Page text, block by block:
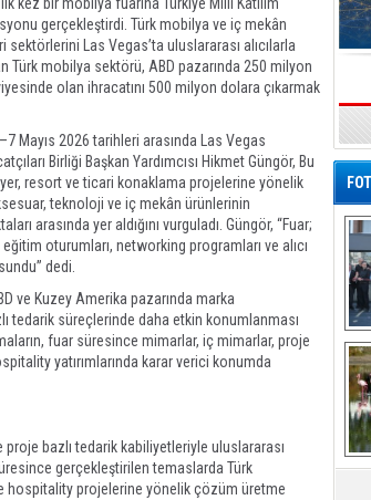
gerçekleştirdi. Türk mobilya ve iç mekân
sektörlerini Las Vegas’ta uluslararası alıcılarla
Türk mobilya sektörü, ABD pazarında 250 milyon
olan ihracatını 500 milyon dolara çıkarmak
Mayıs 2026 tarihleri arasında Las Vegas
Birliği Başkan Yardımcısı Hikmet Güngör, Bu
resort ve ticari konaklama projelerine yönelik
teknoloji ve iç mekân ürünlerinin
arasında yer aldığını vurguladı. Güngör, “Fuar;
oturumları, networking programları ve alıcı
dedi.
ve Kuzey Amerika pazarında marka
tedarik süreçlerinde daha etkin konumlanması
fuar süresince mimarlar, iç mimarlar, proje
yatırımlarında karar verici konumda
bazlı tedarik kabiliyetleriyle uluslararası
gerçekleştirilen temaslarda Türk
hospitality projelerine yönelik çözüm üretme